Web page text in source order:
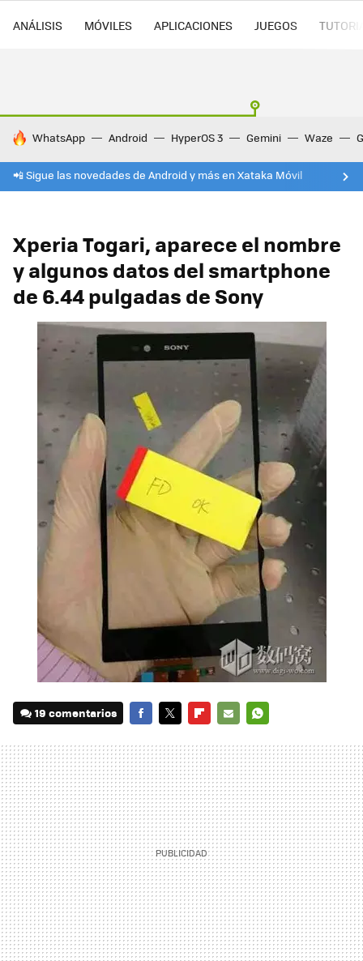
ANÁLISIS MÓVILES APLICACIONES JUEGOS
HOY SE HABLA DE
WhatsApp Android HyperOS 3 Gemini Waze
📲 Sigue las novedades de Android y más en Xataka Móvil
Xperia Togari, aparece el nombre
y algunos datos del smartphone
de 6.44 pulgadas de Sony
19 comentarios
MAIL